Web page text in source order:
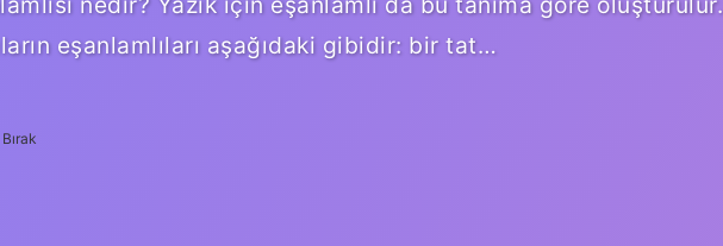
eşanlamlıları aşağıdaki gibidir: bir tat…